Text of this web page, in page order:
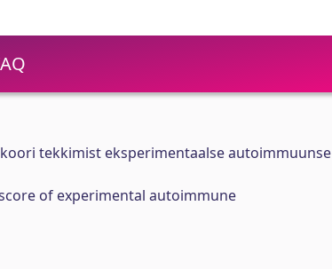
tekkimist eksperimentaalse autoimmuunse
of experimental autoimmune